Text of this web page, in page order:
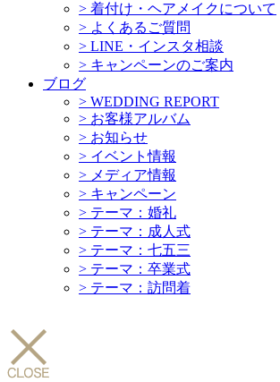
> 着付け・ヘアメイクについて
> よくあるご質問
> LINE・インスタ相談
> キャンペーンのご案内
ブログ
> WEDDING REPORT
> お客様アルバム
> お知らせ
> イベント情報
> メディア情報
> キャンペーン
> テーマ：婚礼
> テーマ：成人式
> テーマ：七五三
> テーマ：卒業式
> テーマ：訪問着